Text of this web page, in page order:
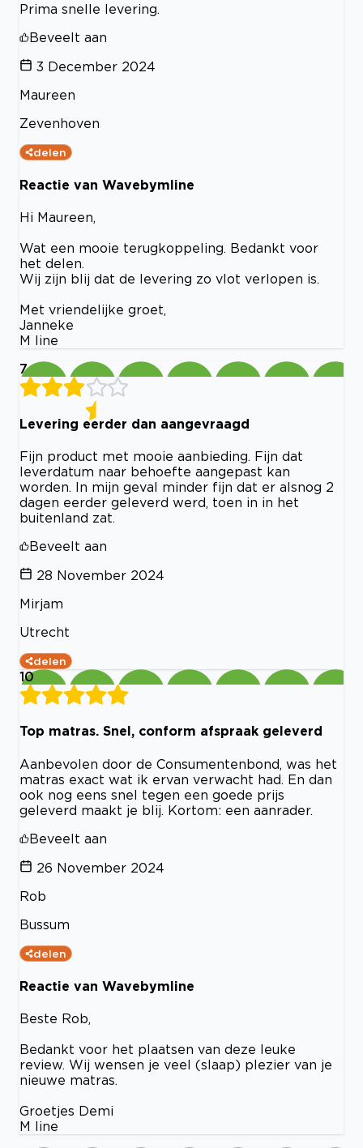
Prima snelle levering.
Beveelt aan
3 December 2024
Maureen
Zevenhoven
delen
Reactie van Wavebymline
Hi Maureen,
Wat een mooie terugkoppeling. Bedankt voor
het delen.
Wij zijn blij dat de levering zo vlot verlopen is.
Met vriendelijke groet,
Janneke
M line
7
Levering eerder dan aangevraagd
Fijn product met mooie aanbieding. Fijn dat
leverdatum naar behoefte aangepast kan
worden. In mijn geval minder fijn dat er alsnog 2
dagen eerder geleverd werd, toen in in het
buitenland zat.
Beveelt aan
28 November 2024
Mirjam
Utrecht
delen
10
Top matras. Snel, conform afspraak geleverd
Aanbevolen door de Consumentenbond, was het
matras exact wat ik ervan verwacht had. En dan
ook nog eens snel tegen een goede prijs
geleverd maakt je blij. Kortom: een aanrader.
Beveelt aan
26 November 2024
Rob
Bussum
delen
Reactie van Wavebymline
Beste Rob,
Bedankt voor het plaatsen van deze leuke
review. Wij wensen je veel (slaap) plezier van je
nieuwe matras.
Groetjes Demi
M line